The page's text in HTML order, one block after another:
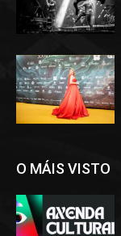
O MÁIS VISTO